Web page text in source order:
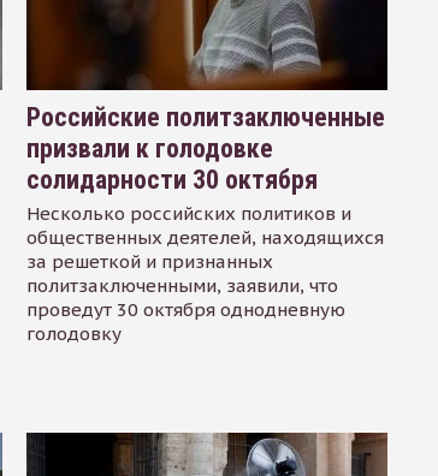
Российские политзаключенные
призвали к голодовке
солидарности 30 октября
Несколько российских политиков и
общественных деятелей, находящихся
за решеткой и признанных
политзаключенными, заявили, что
проведут 30 октября однодневную
голодовку